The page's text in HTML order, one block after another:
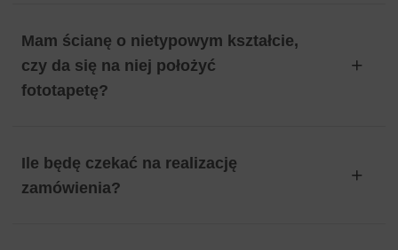
Mam ścianę o nietypowym kształcie,
czy da się na niej położyć
fototapetę?
Ile będę czekać na realizację
zamówienia?